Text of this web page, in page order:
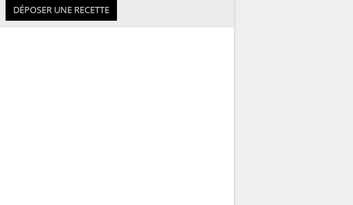
DÉPOSER UNE RECETTE